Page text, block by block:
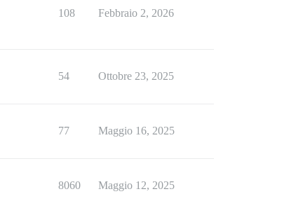
108 Febbraio 2, 2026
54 Ottobre 23, 2025
77 Maggio 16, 2025
8060 Maggio 12, 2025